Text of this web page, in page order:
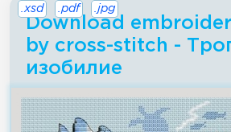
Download
by cross-stitch -
изобилие
.xsd .pdf .jpg